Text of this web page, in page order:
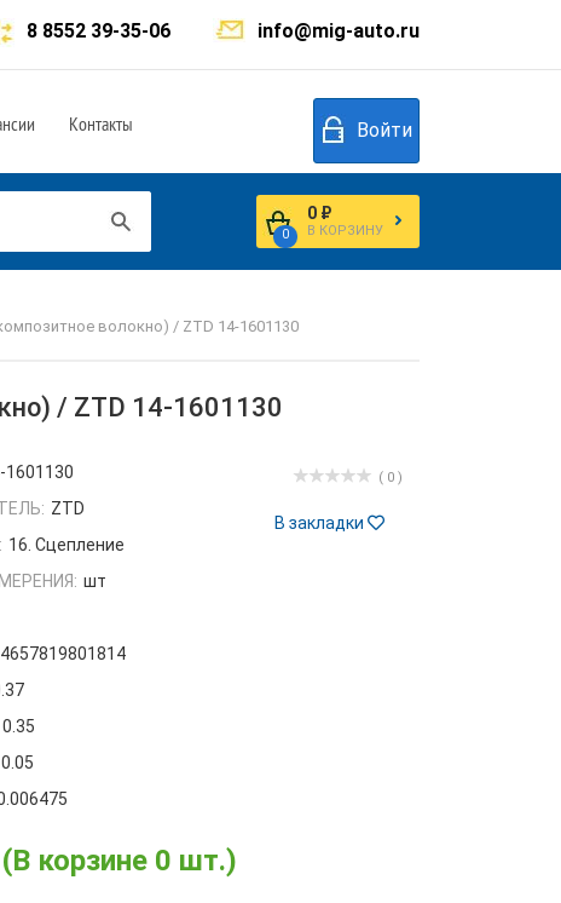
info@mig-auto.ru
8 8552 39-35-06
Контакты Войти
0
0 ₽
В КОРЗИНУ
волокно) / ZTD 14-1601130
/ ZTD 14-1601130
( 0 )
В закладки
1601130
ZTD
16. Сцепление
шт
4657819801814
0.35
0.05
(В корзине 0 шт.)